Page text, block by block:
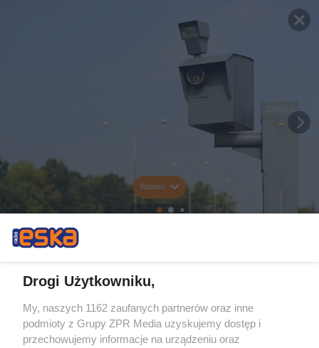
Rozwiń
Drogi Użytkowniku,
My, naszych 1162 zaufanych partnerów oraz inne
podmioty z Grupy ZPR Media uzyskujemy dostęp i
przechowujemy informacje na urządzeniu oraz